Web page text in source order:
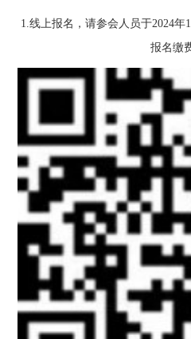
1.线上报名，请参会人员于2024
报名缴